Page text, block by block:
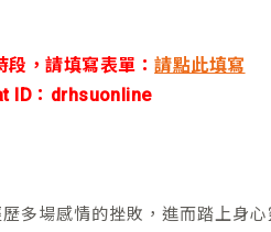
段，請填寫表單：請點此填寫
ID： drhsuonline
多場感情的挫敗，進而踏上身